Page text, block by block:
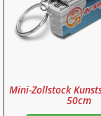
Mini-Zollstock
50cm